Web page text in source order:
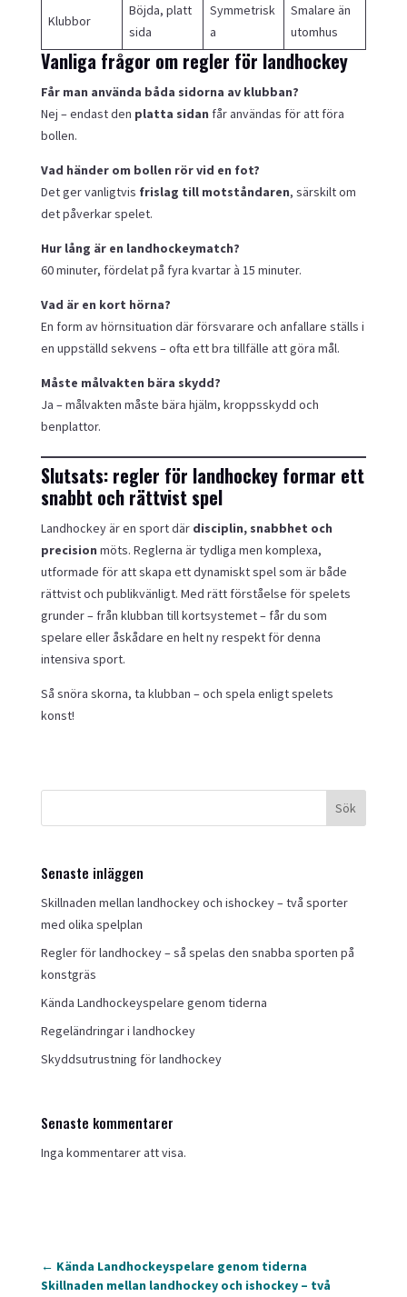
Klubbor
Böjda, platt
sida
Symmetrisk
a
Smalare än
utomhus
Vanliga frågor om regler för landhockey
Får man använda båda sidorna av klubban?
Nej – endast den platta sidan får användas för att föra
bollen.
Vad händer om bollen rör vid en fot?
Det ger vanligtvis frislag till motståndaren, särskilt om
det påverkar spelet.
Hur lång är en landhockeymatch?
60 minuter, fördelat på fyra kvartar à 15 minuter.
Vad är en kort hörna?
En form av hörnsituation där försvarare och anfallare ställs i
en uppställd sekvens – ofta ett bra tillfälle att göra mål.
Måste målvakten bära skydd?
Ja – målvakten måste bära hjälm, kroppsskydd och
benplattor.
Slutsats: regler för landhockey formar ett
snabbt och rättvist spel
Landhockey är en sport där disciplin, snabbhet och
precision möts. Reglerna är tydliga men komplexa,
utformade för att skapa ett dynamiskt spel som är både
rättvist och publikvänligt. Med rätt förståelse för spelets
grunder – från klubban till kortsystemet – får du som
spelare eller åskådare en helt ny respekt för denna
intensiva sport.
Så snöra skorna, ta klubban – och spela enligt spelets
konst!
Sök
Senaste inläggen
Skillnaden mellan landhockey och ishockey – två sporter
med olika spelplan
Regler för landhockey – så spelas den snabba sporten på
konstgräs
Kända Landhockeyspelare genom tiderna
Regeländringar i landhockey
Skyddsutrustning för landhockey
Senaste kommentarer
Inga kommentarer att visa.
← Kända Landhockeyspelare genom tiderna
Skillnaden mellan landhockey och ishockey – två